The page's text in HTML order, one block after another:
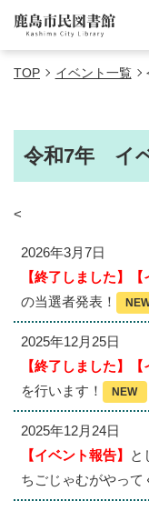
TOP イベント一覧
令和7年 イ
<
2026年3月7日
【終了しました】【
の当選者発表！
2025年12月25日
【終了しました】【
を行います！
NEW
2025年12月24日
【イベント報告】
と
ちごじゃむがやって